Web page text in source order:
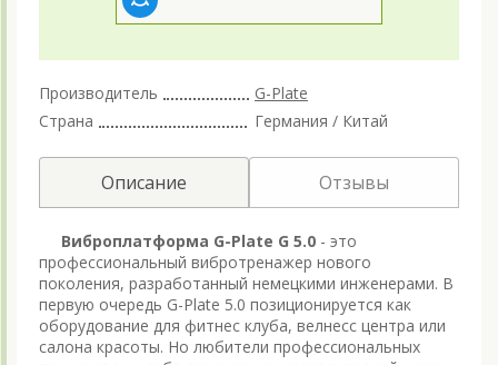
Производитель
G-Plate
Страна
Германия / Китай
Описание Отзывы
Виброплатформа G-Plate G 5.0 - это
профессиональный вибротренажер нового
поколения, разработанный немецкими инженерами. В
первую очередь G-Plate 5.0 позиционируется как
оборудование для фитнес клуба, велнесс центра или
салона красоты. Но любители профессиональных